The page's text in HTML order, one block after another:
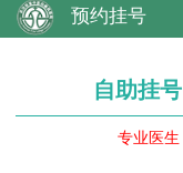
预约挂号
自助挂号
专业医生